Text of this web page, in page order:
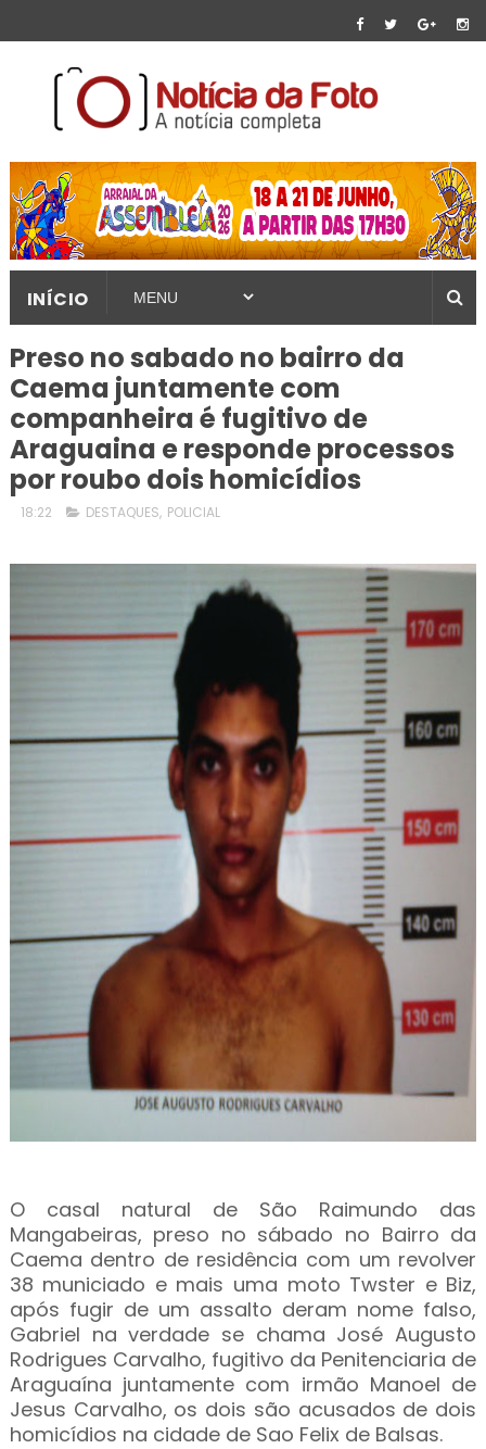
INÍCIO
Preso no sabado no bairro da
Caema juntamente com
companheira é fugitivo de
Araguaina e responde processos
por roubo dois homicídios
18:22 DESTAQUES, POLICIAL
O casal natural de São Raimundo das
Mangabeiras, preso no sábado no Bairro da
Caema dentro de residência com um revolver
38 municiado e mais uma moto Twster e Biz,
após fugir de um assalto deram nome falso,
Gabriel na verdade se chama José Augusto
Rodrigues Carvalho, fugitivo da Penitenciaria de
Araguaína juntamente com irmão Manoel de
Jesus Carvalho, os dois são acusados de dois
homicídios na cidade de Sao Felix de Balsas.